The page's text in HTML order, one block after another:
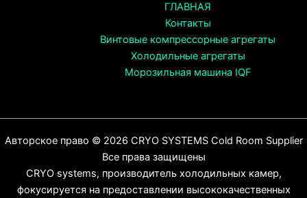
ГЛАВНАЯ
Контакты
Винтовые компрессорные агрегаты
Холодильные агрегаты
Морозильная машина IQF
Авторское право © 2026 CRYO SYSTEMS Cold Room Supplier
Все права защищены
CRYO systems, производитель холодильных камер,
фокусируется на предоставлении высококачественных